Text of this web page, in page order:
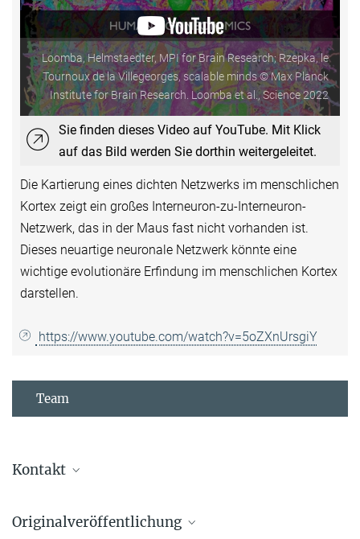
Loomba, Helmstaedter, MPI for Brain Research; Rzepka, le
Tournoux de la Villegeorges, scalable minds © Max Planck
Institute for Brain Research. Loomba et al., Science 2022
Sie finden dieses Video auf YouTube. Mit Klick
auf das Bild werden Sie dorthin weitergeleitet.
Die Kartierung eines dichten Netzwerks im menschlichen
Kortex zeigt ein großes Interneuron-zu-Interneuron-
Netzwerk, das in der Maus fast nicht vorhanden ist.
Dieses neuartige neuronale Netzwerk könnte eine
wichtige evolutionäre Erfindung im menschlichen Kortex
darstellen.
https://www.youtube.com/watch?v=5oZXnUrsgiY
Team
Kontakt
Direktor
Originalveröffentlichung